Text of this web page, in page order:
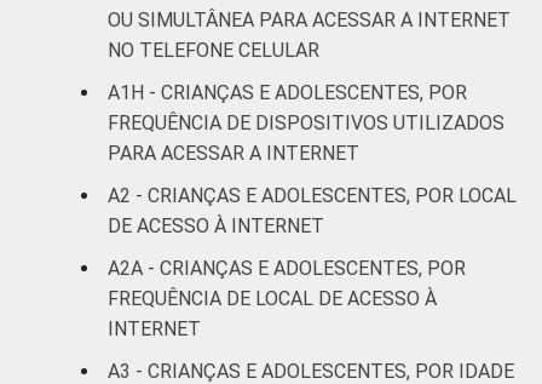
SM até 3 SM
0
Mais de 3
SM
2
renda
0
Não sabe 0
OU SIMULTÂNEA PARA ACESSAR A INTERNET
NO TELEFONE CELULAR
A1H - CRIANÇAS E ADOLESCENTES, POR
FREQUÊNCIA DE DISPOSITIVOS UTILIZADOS
PARA ACESSAR A INTERNET
A2 - CRIANÇAS E ADOLESCENTES, POR LOCAL
DE ACESSO À INTERNET
A2A - CRIANÇAS E ADOLESCENTES, POR
FREQUÊNCIA DE LOCAL DE ACESSO À
INTERNET
A3 - CRIANÇAS E ADOLESCENTES, POR IDADE